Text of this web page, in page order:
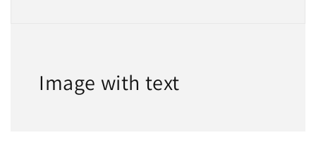
Image with text